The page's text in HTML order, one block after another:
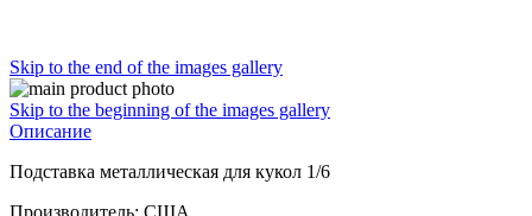
Skip to the end of the images gallery
Skip to the beginning of the images gallery
Описание
Подставка металлическая для кукол 1/6
Производитель: США